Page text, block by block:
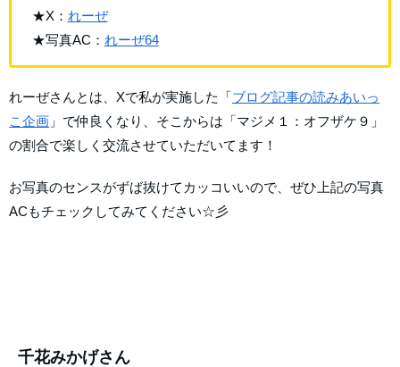
★X： れーぜ
★写真AC： れーぜ64
れーぜさんとは、Xで私が実施した「ブログ記事の読みあいっ
こ企画 」で仲良くなり、そこからは「マジメ１：オフザケ９」
の割合で楽しく交流させていただいてます！
お写真のセンスがずば抜けてカッコいいので、ぜひ上記の写真
ACもチェックしてみてください☆彡
千花みかげさん